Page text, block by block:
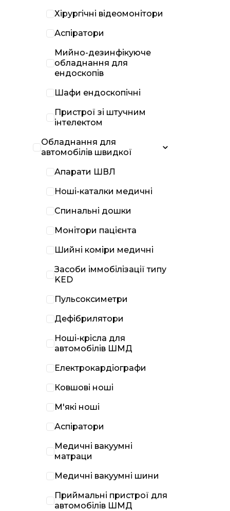
Хірургічні відеомонітори
Аспіратори
Мийно-дезинфікуюче
обладнання для
ендоскопів
Шафи ендоскопічні
Пристрої зі штучним
інтелектом
Обладнання для
автомобілів швидкої
Апарати ШВЛ
Ноші-каталки медичні
Спинальні дошки
Монітори пацієнта
Шийні коміри медичні
Засоби іммобілізації типу
KED
Пульсоксиметри
Дефібрилятори
Ноші-крісла для
автомобілів ШМД
Електрокардіографи
Ковшові ноші
М'які ноші
Аспіратори
Медичні вакуумні
матраци
Медичні вакуумні шини
Приймальні пристрої для
автомобілів ШМД